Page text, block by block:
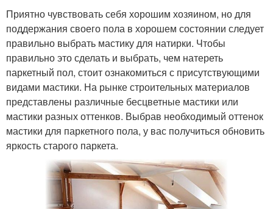
Приятно чувствовать себя хорошим хозяином, но для
поддержания своего пола в хорошем состоянии следует
правильно выбрать мастику для натирки. Чтобы
правильно это сделать и выбрать, чем натереть
паркетный пол, стоит ознакомиться с присутствующими
видами мастики. На рынке строительных материалов
представлены различные бесцветные мастики или
мастики разных оттенков. Выбрав необходимый оттенок
мастики для паркетного пола, у вас получиться обновить
яркость старого паркета.